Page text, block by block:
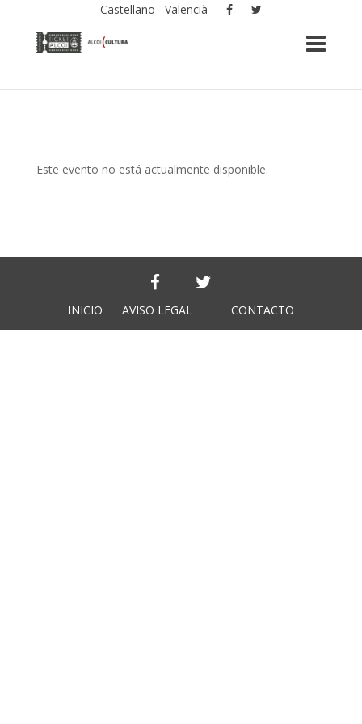
Castellano Valencià
Este evento no está actualmente disponible.
INICIO AVISO LEGAL CONTACTO